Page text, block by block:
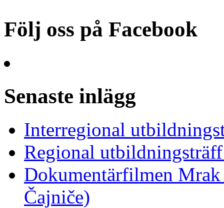
Följ oss på Facebook
Senaste inlägg
Interregional
Regional
Dokumentärfilmen
Čajniče)